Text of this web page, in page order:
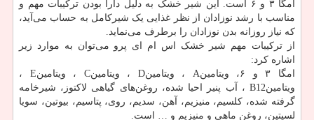
امگا ۳ و ۶ است. این شیر خشک به دلیل دارا بودن ترکیبات مهم و
مناسب با رشد نوزادان از نظر غذایی یک شیرکامل به حساب می‌آید،
که نیاز روزانه بدن نوزادان را برطرف می‌نماید.
از ترکیبات مهم شیر خشک اس ام ای پرو می‌توان به موارد زیر
اشاره کرد:
امگا ۳ و ۶، ویتامین
A ، ویتامینD ، ویتامینC ، ویتامینE ،
ویتامینB12 ، آب پنیر احیا شده، روغن‌های گیاهی لاکتوز، شیرخامه
گرفته شده، کلسیم، منیزیم، آهن، سدیم، روی، پتاسیم، بیوتین، سویا
لسیتین، روغن ماهی و منیزیم و … است.